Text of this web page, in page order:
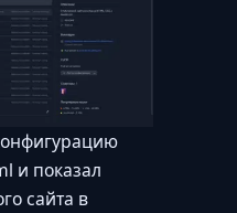
и показал
сайта в